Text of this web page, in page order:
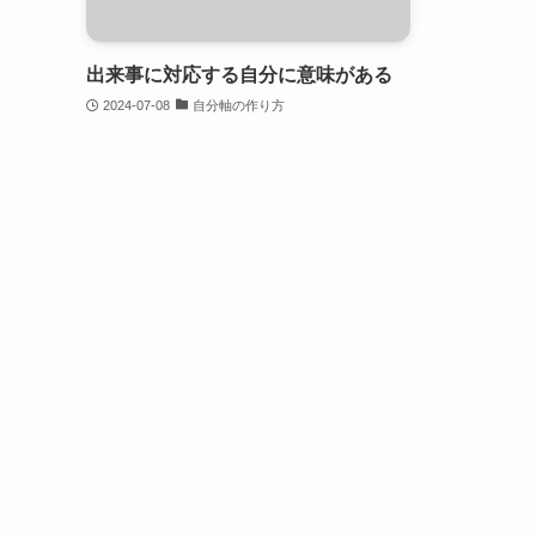
出来事に対応する自分に意味がある
2024-07-08 自分軸の作り方